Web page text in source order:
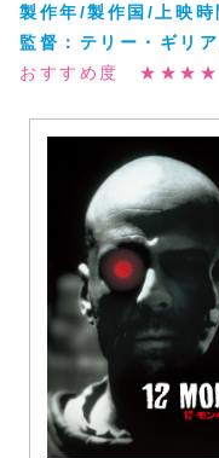
製作年/製作国/上映
監督： テリー・ギリ
おすすめ度 ★★★★